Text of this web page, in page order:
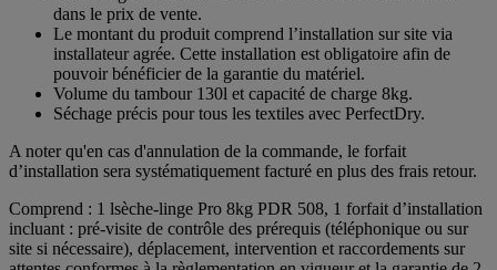
Sèche linge Pro à évacuation + forfait d'installation inclus
dans le prix de vente.
Le montant du produit comprend l’installation sur site via
installateur agrée. Cette installation est obligatoire afin de
pouvoir bénéficier de la garantie du matériel.
Volume du tambour 130l et capacité de charge 8kg.
A noter qu'en cas d'annulation de la commande, le forfait
Comprend : 1 lsèche-linge Pro 8kg PDR 508, 1 forfait d’installation
incluant : pré-visite de contrôle des prérequis (téléphonique ou sur
site si nécessaire), déplacement, intervention et raccordements sur